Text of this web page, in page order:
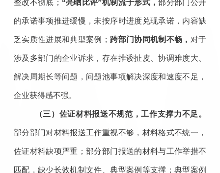
整改不彻底； “亮晒比评”机制流于形式，部分部门公开
的承诺事项推进缓慢，未按序时进度兑现承诺，内容缺
乏实质性进展和典型案例 ； 跨部门协同机制不畅， 对于
涉及多部门的企业诉求，存在推诿扯皮、协调难度大、
解决周期长等问题，问题池事项解决深度和速度不足，
企业获得感不强。
（三）佐证材料报送不规范，工作支撑力不足 。
部分部门对材料报送工作重视不够，材料格式不统一，
佐证材料缺项严重 ； 部分部门报送的材料与工作举措不
匹配，缺少长效机制文件、典型案例等支撑 ； 典型案例